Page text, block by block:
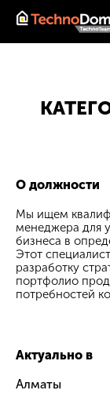
О должности
Мы ищем
менеджера для
бизнеса в
Этот
разработку
портфолио
потребностей
Актуально в
Алматы